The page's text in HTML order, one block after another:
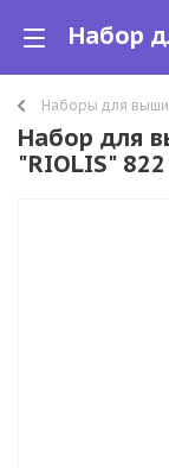
Наборы для
Набор для
"RIOLIS" 822